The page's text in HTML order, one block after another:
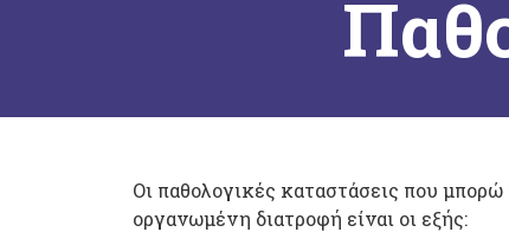
Οι παθολογικές καταστάσεις που
οργανωμένη διατροφή είναι οι εξής: